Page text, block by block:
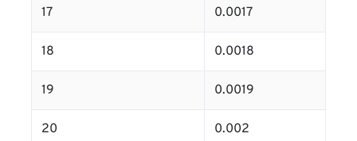
17 0.0017
18 0.0018
19 0.0019
20 0.002